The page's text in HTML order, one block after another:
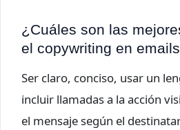
¿Cuáles son las
el copywriting en
Ser claro, conciso, usar un
incluir llamadas a la acción
el mensaje según el